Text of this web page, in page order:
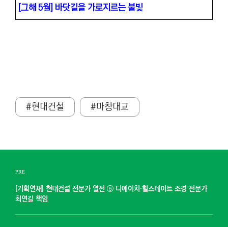
[그해 5월] 바닷길을 가로지르는 불빛
#현대건설 #마창대교
PRE
[기획연재] 현대건설 전문가 열전 ⑥ 디에이치·힐스테이트 조경 전문가
최연길 책임